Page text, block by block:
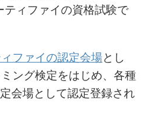
ィファイの資格試験で
ファイの認定会場とし
ング検定をはじめ、各種
会場として認定登録され